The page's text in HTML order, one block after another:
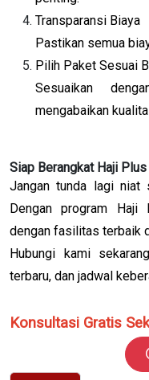
Transparansi Biaya
Pastikan semua
Pilih Paket Sesuai
Sesuaikan
mengabaikan
Siap Berangkat Haji
Jangan tunda lagi niat
Dengan program
dengan fasilitas terbaik
Hubungi kami
terbaru, dan jadwal
Konsultasi Gratis